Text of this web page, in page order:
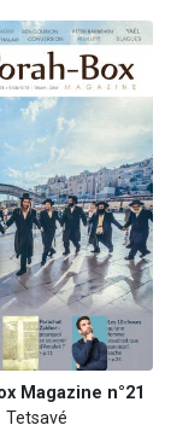
Magazine n°21
Tetsavé